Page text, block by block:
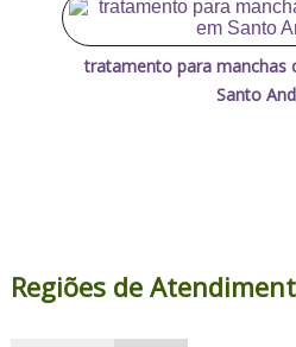
tratamento para manchas
Santo
Regiões de